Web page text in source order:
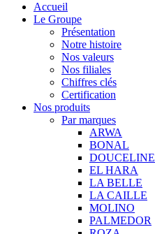
Accueil
Le Groupe
Présentation
Notre histoire
Nos valeurs
Nos filiales
Chiffres clés
Certification
Nos produits
Par marques
ARWA
BONAL
DOUCELINE
EL HARA
LA BELLE
LA CAILLE
MOLINO
PALMEDOR